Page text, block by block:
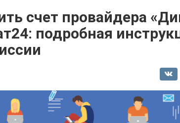
счет провайдера
подробная